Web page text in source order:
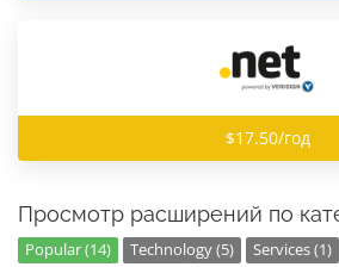
$17.50/год
Просмотр расширений по
Popular (14) Technology (5) Services (1)